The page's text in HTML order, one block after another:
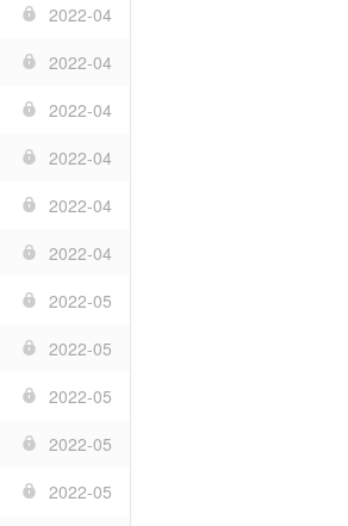
2022-04
2022-04
2022-04
2022-04
2022-04
2022-04
2022-05
2022-05
2022-05
2022-05
2022-05